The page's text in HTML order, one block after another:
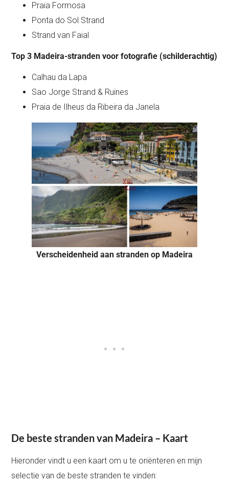
Praia Formosa
Ponta do Sol Strand
Strand van Faial
Top 3 Madeira-stranden voor fotografie (schilderachtig)
Calhau da Lapa
Sao Jorge Strand & Ruïnes
Praia de Ilheus da Ribeira da Janela
Verscheidenheid aan stranden op Madeira
De beste stranden van Madeira – Kaart
Hieronder vindt u een kaart om u te oriënteren en mijn
selectie van de beste stranden te vinden: